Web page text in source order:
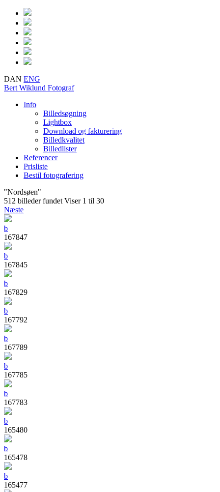
DAN ENG
Bert Wiklund Fotograf
Info
Billedsøgning
Lightbox
Download og fakturering
Billedkvalitet
Billedlister
Referencer
Prisliste
Bestil fotografering
"Nordsøen"
512 billeder fundet Viser 1 til 30
Næste
b
167847
b
167845
b
167829
b
167792
b
167789
b
167785
b
167783
b
165480
b
165478
b
165477